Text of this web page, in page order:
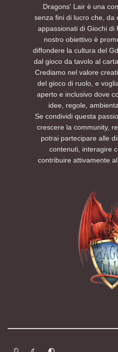
Dragons' Lair è una
senza fini di lucro che, da
appassionati di Giochi di
nostro obiettivo è
diffondere la cultura del
dal gioco da tavolo al
Crediamo nel valore
del gioco di ruolo, e
aperto e inclusivo dove
idee, regole,
Se condividi questa
crescere la community,
potrai partecipare alle
contenuti, interagire
contribuire attivamente
Modalità chiara
Modalità scuraSegui la preferenza del